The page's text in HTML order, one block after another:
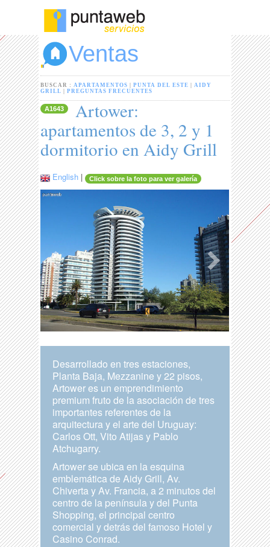
Ventas
BUSCAR :APARTAMENTOS |PUNTA DEL ESTE |AIDY
GRILL
|PREGUNTAS FRECUENTES
A1643
Artower:
apartamentos de 3, 2 y 1
dormitorio en Aidy Grill
English | Click sobre la foto para ver galería
Desarrollado en tres estaciones,
Planta Baja, Mezzanine y 22 pisos,
Artower es un emprendimiento
premium fruto de la asociación de tres
importantes referentes de la
arquitectura y el arte del Uruguay:
Carlos Ott, Vito Atijas y Pablo
Atchugarry.
Artower se ubica en la esquina
emblemática de Aidy Grill, Av.
Chiverta y Av. Francia, a 2 minutos del
centro de la península y del Punta
Shopping, el principal centro
comercial y detrás del famoso Hotel y
Casino Conrad.